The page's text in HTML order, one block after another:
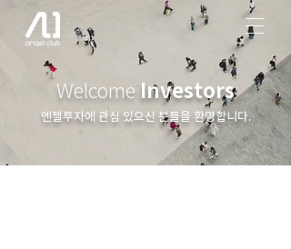
WelcomeInvestors
엔젤투자에 관심 있으신 분들을 환영합니다.